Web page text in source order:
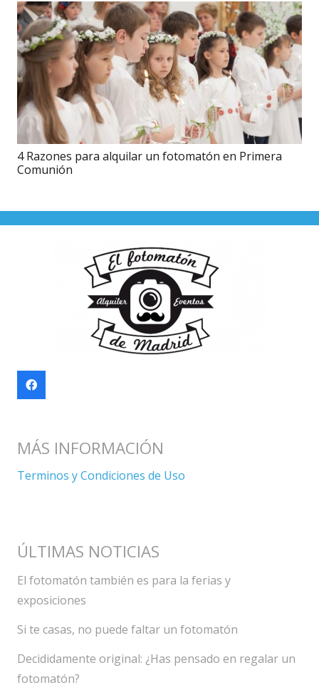
4 Razones para alquilar un fotomatón en Primera
Comunión
MÁS INFORMACIÓN
Terminos y Condiciones de Uso
ÚLTIMAS NOTICIAS
El fotomatón también es para la ferias y
exposiciones
Si te casas, no puede faltar un fotomatón
Decididamente original: ¿Has pensado en regalar un
fotomatón?